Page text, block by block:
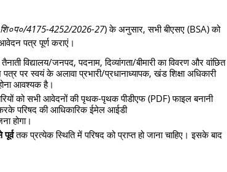
4175-4252/2026-27) के अनुसार, सभी बीएसए (BSA) को
आवेदन पत्र पूर्ण कराएं।
विद्यालय/जनपद, पदनाम, दिव्यांगता/बीमारी का विवरण और वांछित
पर स्वयं के अलावा प्रभारी/प्रधानाध्यापक, खंड शिक्षा अधिकारी
आवश्यक है।
को सभी आवेदनों की पृथक-पृथक पीडीएफ (PDF) फाइल बनानी
परिषद की आधिकारिक ईमेल आईडी
होगा।
तक प्रत्येक स्थिति में परिषद को प्राप्त हो जाना चाहिए। इसके बाद